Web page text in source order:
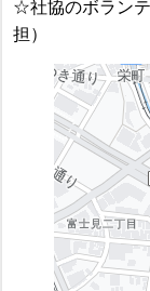
☆社協のボラン
担）